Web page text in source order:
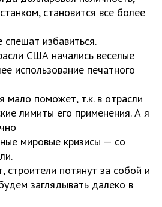
становится все более
избавиться.
США начались веселые
использование печатного
мало поможет, т.к. в отрасли
лимиты его применения. А я
мировые кризисы — со
строители потянут за собой и
заглядывать далеко в